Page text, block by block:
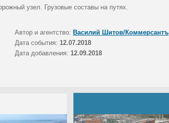
узел. Грузовые составы на путях.
Автор и агентство: Василий Шитов/Коммерсантъ
Дата события: 12.07.2018
Дата добавления: 12.09.2018